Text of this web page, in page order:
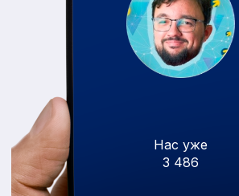
Нас уже
3 486